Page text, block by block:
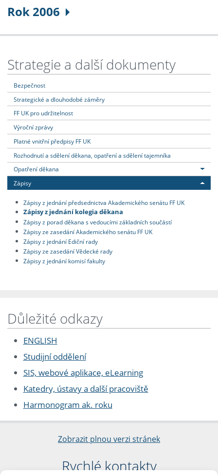
Rok 2006
Strategie a další dokumenty
Bezpečnost
Strategické a dlouhodobé záměry
FF UK pro udržitelnost
Výroční zprávy
Platné vnitřní předpisy FF UK
Rozhodnutí a sdělení děkana, opatření a sdělení tajemníka
Opatření děkana
Zápisy
Zápisy z jednání předsednictva Akademického senátu FF UK
Zápisy z jednání kolegia děkana
Zápisy z porad děkana s vedoucími základních součástí
Zápisy ze zasedání Akademického senátu FF UK
Zápisy z jednání Ediční rady
Zápisy ze zasedání Vědecké rady
Zápisy z jednání komisí fakulty
Důležité odkazy
ENGLISH
Studijní oddělení
SIS, webové aplikace, eLearning
Katedry, ústavy a další pracoviště
Harmonogram ak. roku
Zobrazit plnou verzi stránek
Rychlé kontakty